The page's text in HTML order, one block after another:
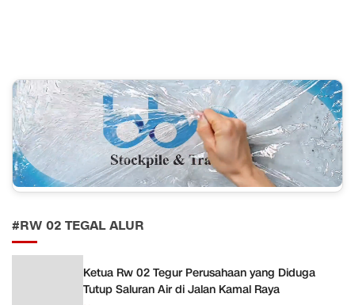
#RW 02 TEGAL ALUR
Ketua Rw 02 Tegur Perusahaan yang Diduga
Tutup Saluran Air di Jalan Kamal Raya